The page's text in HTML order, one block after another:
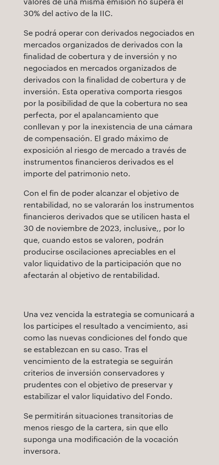
30% del activo de la IIC.
Se podrá operar con derivados negociados en
mercados organizados de derivados con la
finalidad de cobertura y de inversión y no
negociados en mercados organizados de
derivados con la finalidad de cobertura y de
inversión. Esta operativa comporta riesgos
por la posibilidad de que la cobertura no sea
perfecta, por el apalancamiento que
conllevan y por la inexistencia de una cámara
de compensación. El grado máximo de
exposición al riesgo de mercado a través de
instrumentos financieros derivados es el
importe del patrimonio neto.
Con el fin de poder alcanzar el objetivo de
rentabilidad, no se valorarán los instrumentos
financieros derivados que se utilicen hasta el
30 de noviembre de 2023, inclusive,, por lo
que, cuando estos se valoren, podrán
producirse oscilaciones apreciables en el
valor liquidativo de la participación que no
afectarán al objetivo de rentabilidad.
Una vez vencida la estrategia se comunicará a
los participes el resultado a vencimiento, asi
como las nuevas condiciones del fondo que
se establezcan en su caso. Tras el
vencimiento de la estrategia se seguirán
criterios de inversión conservadores y
prudentes con el objetivo de preservar y
estabilizar el valor liquidativo del Fondo.
Se permitirán situaciones transitorias de
menos riesgo de la cartera, sin que ello
suponga una modificación de la vocación
inversora.